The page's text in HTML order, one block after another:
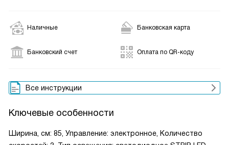
Наличные Банковская карта
Банковский счет Оплата по QR-коду
Все инструкции
Ключевые особенности
Ширина, см: 85, Управление: электронное, Количество